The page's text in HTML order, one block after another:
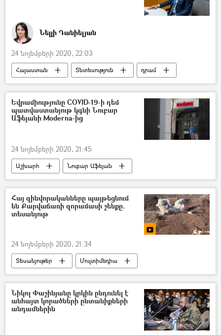
Նելլի Դանիելյան
24 նոյեմբերի 2020, 22:03
Հայաստան Տնտեսություն
դրամ
դոլար
Վարդան Արամյան
Եվրամիությունը COVID-19-ի դեմ
պատվաստանյութ կգնի Նուբար
Աֆեյանի Moderna-ից
24 նոյեմբերի 2020, 21:45
Աշխարհ
Նուբար Աֆեյան
պատվաստանյութ
կորոնավիրուս
Եվրամիություն
Հայ զինվորականները պայթեցնում
են Քարվաճառի զորամասի շենքը.
տեսանյութ
24 նոյեմբերի 2020, 21:34
Տեսանյութեր
Մուլտիմեդիա
Արցախ
Քարվաճառ
զինծառայող
զորամաս
տեսանյութ
Իրադրությունը Հայաստանում և Արցախում հայտարարության ստորագրումից հետո
Նիկոլ Փաշինյանը կրկին ընդունել է
անհայտ կորածների ընտանիքների
անդամներին